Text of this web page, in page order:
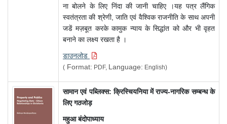
ना बोलने के लिए निंदा की जानी चाहिए ।यह पत्र लैंगिक
स्वतंत्रता की श्रेणी, जाति एवं वैश्विक राजनीति के साथ अपनी
जडें मज़बूत करके कामुक न्याय के सिद्धांत को और भी वृहत
बनाने का लक्ष्य रखता है ।
डाउनलोड
( Format: PDF, Language: English)
सामान एवं पब्लिक्स: क्रिस्चियनिया में राज्य-नागरिक सम्बन्ध के
लिए गठजोड़
महुआ बंदोपाध्याय